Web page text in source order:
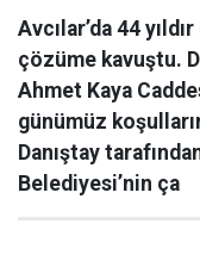
Avcılar’da 44
çözüme kavuştu.
Ahmet Kaya
günümüz
Danıştay
Belediyesi’nin ça